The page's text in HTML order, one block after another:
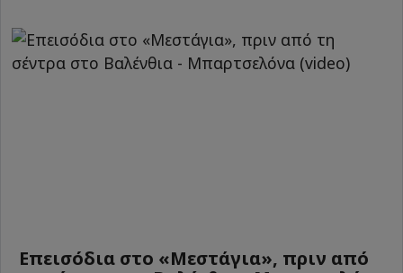
Επεισόδια στο «Μεστάγια», πριν από